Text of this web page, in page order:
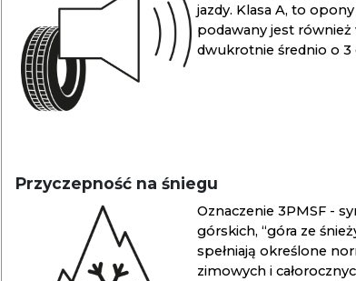
jazdy. Klasa A, to
podawany jest również
dwukrotnie średnio o 3
Przyczepność na śniegu
Oznaczenie 3PMSF -
górskich, “góra ze
spełniają określone
zimowych i